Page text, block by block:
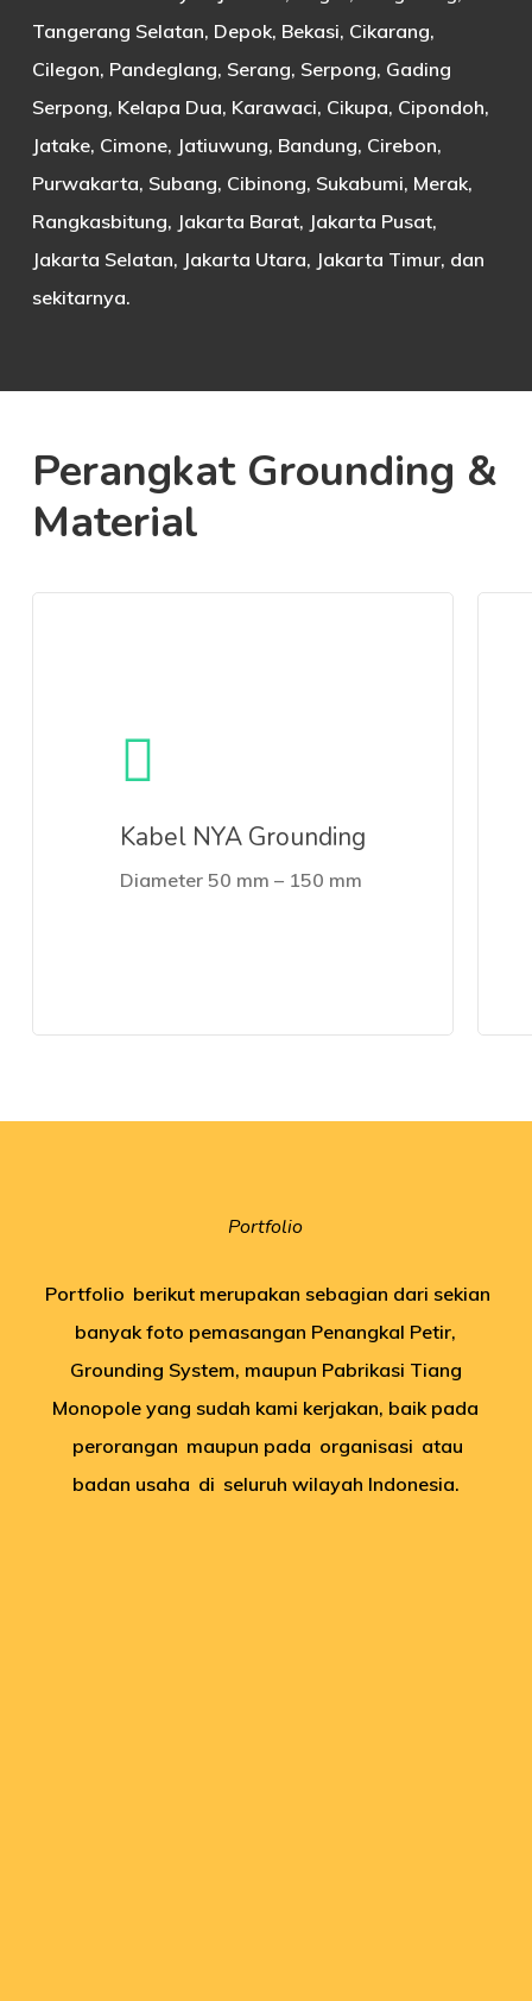
Tangerang Selatan, Depok, Bekasi, Cikarang,
Cilegon, Pandeglang, Serang, Serpong, Gading
Serpong, Kelapa Dua, Karawaci, Cikupa, Cipondoh,
Jatake, Cimone, Jatiuwung, Bandung, Cirebon,
Purwakarta, Subang, Cibinong, Sukabumi, Merak,
Rangkasbitung, Jakarta Barat, Jakarta Pusat,
Jakarta Selatan, Jakarta Utara, Jakarta Timur, dan
sekitarnya.
Perangkat Grounding &
Material
Kabel NYA Grounding
Diameter 50 mm – 150 mm
Portfolio
Portfolio berikut merupakan sebagian dari sekian
banyak foto pemasangan Penangkal Petir,
Grounding System, maupun Pabrikasi Tiang
Monopole yang sudah kami kerjakan, baik pada
perorangan maupun pada organisasi atau
badan usaha di seluruh wilayah Indonesia.